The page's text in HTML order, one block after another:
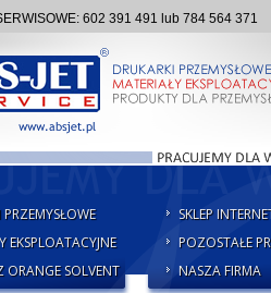
602 391 491 lub 784 564 371
EKSPLOATACYJNE
ORANGE SOLVENT
SKLEP
POZOSTAŁE
NASZA FIRMA